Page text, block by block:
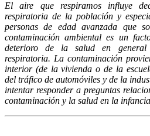
El aire que respiramos influye
respiratoria de la población y
personas de edad avanzada que
contaminación ambiental es un
deterioro de la salud en general
respiratoria. La contaminación
interior (de la vivienda o de la
del tráfico de automóviles y de la
intentar responder a preguntas
contaminación y la salud en la